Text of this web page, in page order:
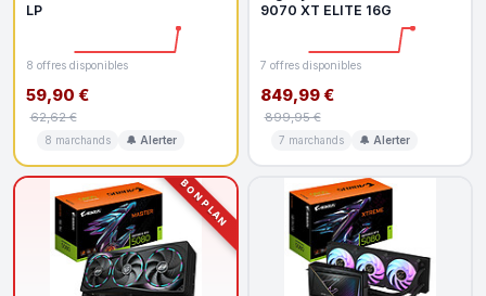
LP
8 offres disponibles
59,90 €
62,62 €
8 marchands 🔔 Alerter
9070 XT ELITE 16G
7 offres disponibles
849,99 €
899,95 €
7 marchands 🔔 Alerter
BON PLAN